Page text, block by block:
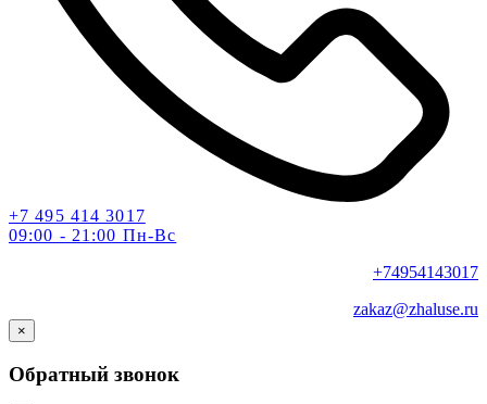
+7 495 414 3017
09:00 - 21:00 Пн-Вс
+74954143017
zakaz@zhaluse.ru
×
Обратный звонок